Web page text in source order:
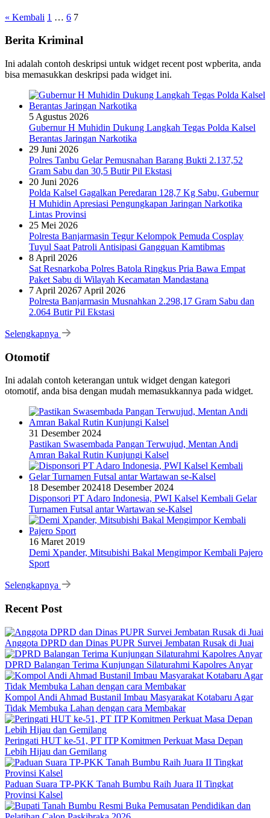
« Kembali 1 … 6 7
Berita Kriminal
Ini adalah contoh deskripsi untuk widget recent post wpberita, anda
bisa memasukkan deskripsi pada widget ini.
5 Agustus 2026
Gubernur H Muhidin Dukung Langkah Tegas Polda Kalsel
Berantas Jaringan Narkotika
29 Juni 2026
Polres Tanbu Gelar Pemusnahan Barang Bukti 2.137,52
Gram Sabu dan 30,5 Butir Pil Ekstasi
20 Juni 2026
Polda Kalsel Gagalkan Peredaran 128,7 Kg Sabu, Gubernur
H Muhidin Apresiasi Pengungkapan Jaringan Narkotika
Lintas Provinsi
25 Mei 2026
Polresta Banjarmasin Tegur Kelompok Pemuda Cosplay
Tuyul Saat Patroli Antisipasi Gangguan Kamtibmas
8 April 2026
Sat Resnarkoba Polres Batola Ringkus Pria Bawa Empat
Paket Sabu di Wilayah Kecamatan Mandastana
7 April 20267 April 2026
Polresta Banjarmasin Musnahkan 2.298,17 Gram Sabu dan
2.064 Butir Pil Ekstasi
Selengkapnya
Otomotif
Ini adalah contoh keterangan untuk widget dengan kategori
otomotif, anda bisa dengan mudah memasukkannya pada widget.
31 Desember 2024
Pastikan Swasembada Pangan Terwujud, Mentan Andi
Amran Bakal Rutin Kunjungi Kalsel
18 Desember 202418 Desember 2024
Disponsori PT Adaro Indonesia, PWI Kalsel Kembali Gelar
Turnamen Futsal antar Wartawan se-Kalsel
16 Maret 2019
Demi Xpander, Mitsubishi Bakal Mengimpor Kembali Pajero
Sport
Selengkapnya
Recent Post
Anggota DPRD dan Dinas PUPR Survei Jembatan Rusak di Juai
DPRD Balangan Terima Kunjungan Silaturahmi Kapolres Anyar
Kompol Andi Ahmad Bustanil Imbau Masyarakat Kotabaru Agar
Tidak Membuka Lahan dengan cara Membakar
Peringati HUT ke-51, PT ITP Komitmen Perkuat Masa Depan
Lebih Hijau dan Gemilang
Paduan Suara TP-PKK Tanah Bumbu Raih Juara II Tingkat
Provinsi Kalsel